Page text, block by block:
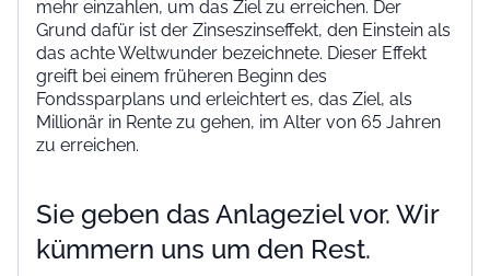
mehr einzahlen, um das Ziel zu erreichen. Der
Grund dafür ist der Zinseszinseffekt, den Einstein als
das achte Weltwunder bezeichnete. Dieser Effekt
greift bei einem früheren Beginn des
Fondssparplans und erleichtert es, das Ziel, als
Millionär in Rente zu gehen, im Alter von 65 Jahren
zu erreichen.
Sie geben das Anlageziel vor. Wir
kümmern uns um den Rest.